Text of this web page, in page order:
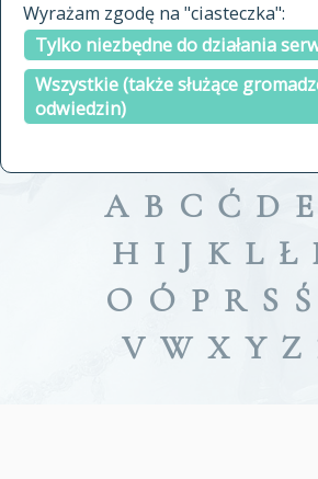
Wyrażam zgodę na "ciasteczka":
Tylko niezbędne do działania
Wszystkie (także służące
odwiedzin)
indeksie
a fronte
A B C Ć D E
H I J K L Ł
O Ó P R S Ś
V W X Y Z